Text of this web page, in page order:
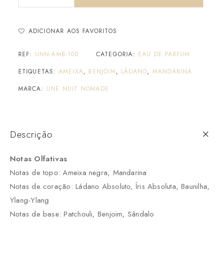
ADICIONAR AOS FAVORITOS
REF: UNN-AMB-100 CATEGORIA: EAU DE PARFUM
ETIQUETAS: AMEIXA, BENJOIM, LÁDANO, MANDARINA
MARCA: UNE NUIT NOMADE
Descrição
Notas Olfativas
Notas de topo: Ameixa negra, Mandarina
Notas de coração: Ládano Absoluto, Íris Absoluta, Baunilha,
Ylang-Ylang
Notas de base: Patchouli, Benjoim, Sândalo